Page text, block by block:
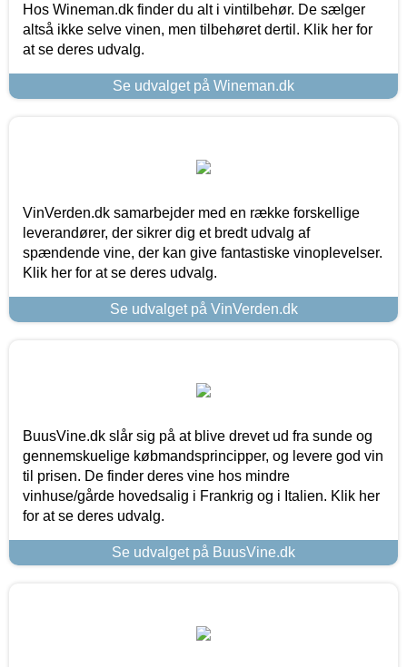
Hos Wineman.dk finder du alt i vintilbehør. De sælger
altså ikke selve vinen, men tilbehøret dertil. Klik her for
at se deres udvalg.
Se udvalget på Wineman.dk
VinVerden.dk samarbejder med en række forskellige
leverandører, der sikrer dig et bredt udvalg af
spændende vine, der kan give fantastiske vinoplevelser.
Klik her for at se deres udvalg.
Se udvalget på VinVerden.dk
BuusVine.dk slår sig på at blive drevet ud fra sunde og
gennemskuelige købmandsprincipper, og levere god vin
til prisen. De finder deres vine hos mindre
vinhuse/gårde hovedsalig i Frankrig og i Italien. Klik her
for at se deres udvalg.
Se udvalget på BuusVine.dk